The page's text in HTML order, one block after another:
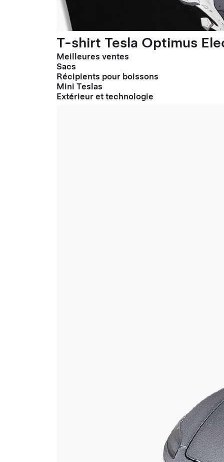
T-shirt Tesla Optimus
Meilleures ventes
Sacs
Récipients pour boissons
Mini Teslas
Extérieur et technologie